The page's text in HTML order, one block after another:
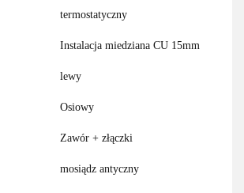
termostatyczny
Instalacja miedziana CU 15mm
lewy
Osiowy
Zawór + złączki
mosiądz antyczny